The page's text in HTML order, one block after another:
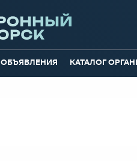
ОБЪЯВЛЕНИЯ КАТАЛОГ